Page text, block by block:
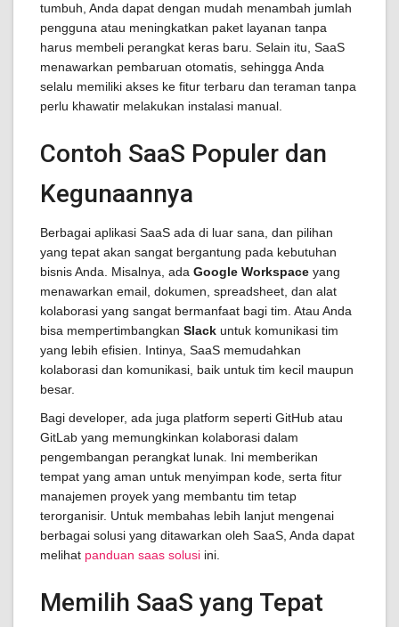
tumbuh, Anda dapat dengan mudah menambah jumlah
pengguna atau meningkatkan paket layanan tanpa
harus membeli perangkat keras baru. Selain itu, SaaS
menawarkan pembaruan otomatis, sehingga Anda
selalu memiliki akses ke fitur terbaru dan teraman tanpa
perlu khawatir melakukan instalasi manual.
Contoh SaaS Populer dan
Kegunaannya
Berbagai aplikasi SaaS ada di luar sana, dan pilihan
yang tepat akan sangat bergantung pada kebutuhan
bisnis Anda. Misalnya, ada Google Workspace yang
menawarkan email, dokumen, spreadsheet, dan alat
kolaborasi yang sangat bermanfaat bagi tim. Atau Anda
bisa mempertimbangkan Slack untuk komunikasi tim
yang lebih efisien. Intinya, SaaS memudahkan
kolaborasi dan komunikasi, baik untuk tim kecil maupun
besar.
Bagi developer, ada juga platform seperti GitHub atau
GitLab yang memungkinkan kolaborasi dalam
pengembangan perangkat lunak. Ini memberikan
tempat yang aman untuk menyimpan kode, serta fitur
manajemen proyek yang membantu tim tetap
terorganisir. Untuk membahas lebih lanjut mengenai
berbagai solusi yang ditawarkan oleh SaaS, Anda dapat
melihat panduan saas solusi ini.
Memilih SaaS yang Tepat